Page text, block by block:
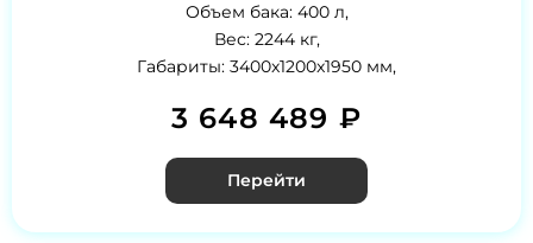
Объем бака: 400 л,
Вес: 2244 кг,
Габариты: 3400x1200x1950 мм,
3 648 489 ₽
Перейти